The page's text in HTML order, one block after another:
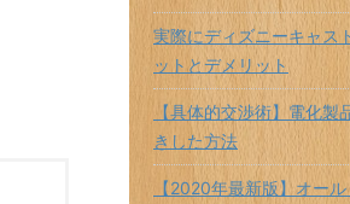
実際にディズニーキャス
ットとデメリット
【具体的交渉術】電化製
きした方法
【2020年最新版】オー